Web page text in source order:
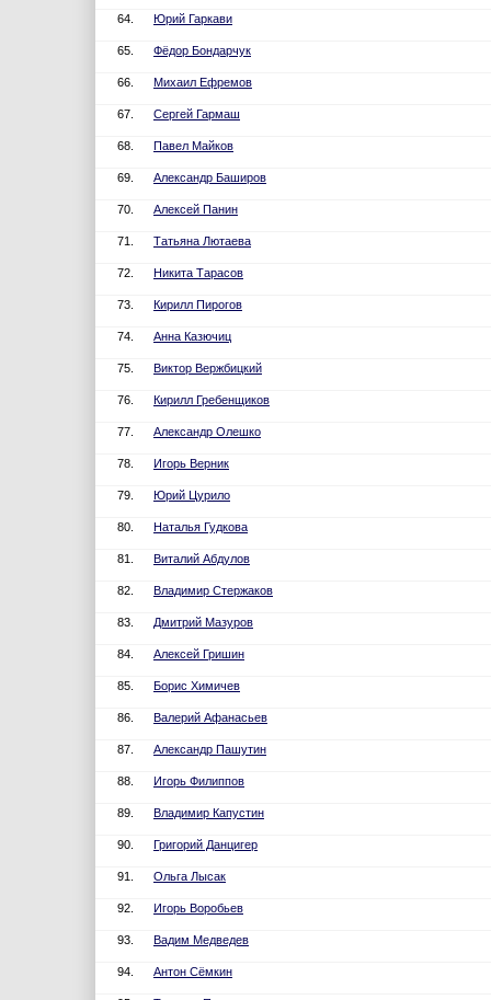
64. Юрий Гаркави
65. Фёдор Бондарчук
66. Михаил Ефремов
67. Сергей Гармаш
68. Павел Майков
69. Александр Баширов
70. Алексей Панин
71. Татьяна Лютаева
72. Никита Тарасов
73. Кирилл Пирогов
74. Анна Казючиц
75. Виктор Вержбицкий
76. Кирилл Гребенщиков
77. Александр Олешко
78. Игорь Верник
79. Юрий Цурило
80. Наталья Гудкова
81. Виталий Абдулов
82. Владимир Стержаков
83. Дмитрий Мазуров
84. Алексей Гришин
85. Борис Химичев
86. Валерий Афанасьев
87. Александр Пашутин
88. Игорь Филиппов
89. Владимир Капустин
90. Григорий Данцигер
91. Ольга Лысак
92. Игорь Воробьев
93. Вадим Медведев
94. Антон Сёмкин